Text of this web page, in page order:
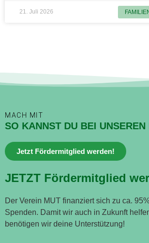
21. Juli 2026
MACH MIT
SO KANNST DU BEI
Jetzt Fördermitglied werden!
JETZT Fördermitglied
Der Verein MUT finanziert sich zu ca.
Spenden. Damit wir auch in Zukunft
benötigen wir deine Unterstützung!